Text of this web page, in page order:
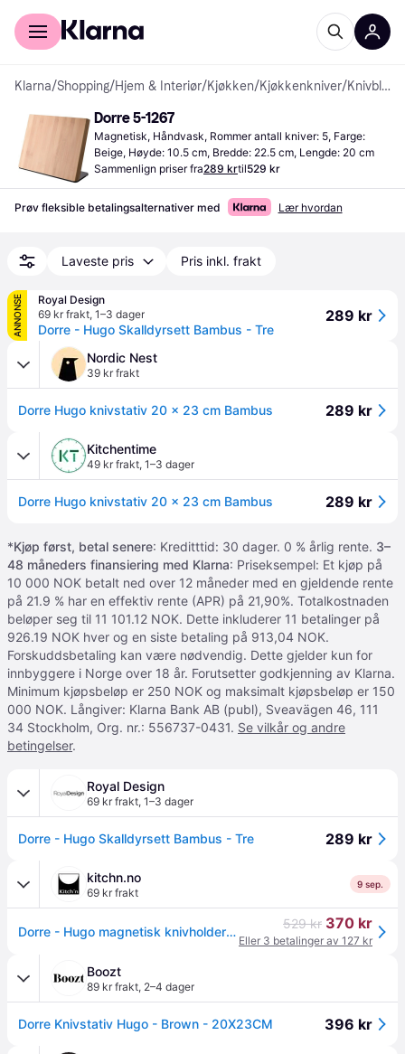
For kunder
Klarna/Shopping/Hjem & Interiør/Kjøkken/Kjøkkenkniver/ Knivblokker
Dorre 5-1267
Magnetisk, Håndvask, Rommer antall kniver: 5, Farge:
Beige, Høyde: 10.5 cm, Bredde: 22.5 cm, Lengde: 20 cm
Sammenlign priser fra289 krtil529 kr
Prøv fleksible betalingsalternativer med Lær hvordan
Laveste pris Pris inkl. frakt
ANNONSE
Royal Design
69 kr frakt, 1–3 dager
Dorre - Hugo Skalldyrsett Bambus - Tre
289 kr
Nordic Nest
39 kr frakt
Dorre Hugo knivstativ 20 x 23 cm Bambus 289 kr
Kitchentime
49 kr frakt, 1–3 dager
Dorre Hugo knivstativ 20 x 23 cm Bambus 289 kr
*Kjøp først, betal senere: Kreditttid: 30 dager. 0 % årlig rente. 3–
48 måneders finansiering med Klarna: Priseksempel: Et kjøp på
10 000 NOK betalt ned over 12 måneder med en gjeldende rente
på 21.9 % har en effektiv rente (APR) på 21,90%. Totalkostnaden
beløper seg til 11 101.12 NOK. Dette inkluderer 11 betalinger på
926.19 NOK hver og en siste betaling på 913,04 NOK.
Forskuddsbetaling kan være nødvendig. Dette gjelder kun for
innbyggere i Norge over 18 år. Forutsetter godkjenning av Klarna.
Minimum kjøpsbeløp er 250 NOK og maksimalt kjøpsbeløp er 150
000 NOK. Långiver: Klarna Bank AB (publ), Sveavägen 46, 111
34 Stockholm, Org. nr.: 556737-0431. Se vilkår og andre
betingelser.
Royal Design
69 kr frakt, 1–3 dager
Dorre - Hugo Skalldyrsett Bambus - Tre 289 kr
kitchn.no
69 kr frakt
9 sep.
Dorre - Hugo magnetisk knivholder 20x22,5 cm bambus 529 kr 370 kr
Eller 3 betalinger av 127 kr
Boozt
89 kr frakt, 2–4 dager
Dorre Knivstativ Hugo - Brown - 20X23CM 396 kr